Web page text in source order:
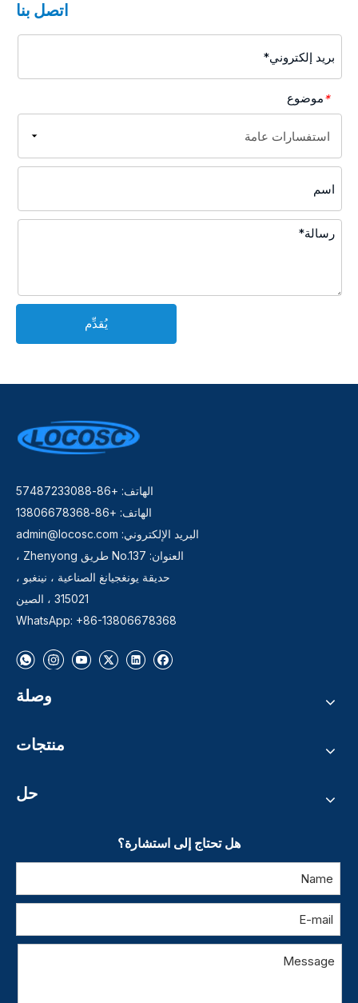
اتصل بنا
*موضوع
يُقدِّم
الهاتف: +86-57487233088
الهاتف: +86-13806678368
البريد الإلكتروني: admin@locosc.com
العنوان: No.137 طريق Zhenyong ،
حديقة يونغجيانغ الصناعية ، نينغبو ،
315021 ، الصين
WhatsApp: +86-13806678368
وصلة
منتجات
حل
هل تحتاج إلى استشارة؟